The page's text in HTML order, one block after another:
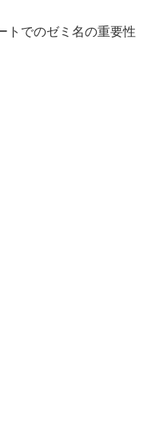
トでのゼミ名の重要性